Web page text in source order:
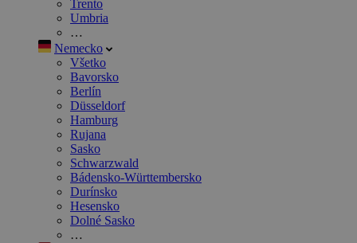
Trento
Umbria
…
Nemecko
Všetko
Bavorsko
Berlín
Düsseldorf
Hamburg
Rujana
Sasko
Schwarzwald
Bádensko-Württembersko
Durínsko
Hesensko
Dolné Sasko
…